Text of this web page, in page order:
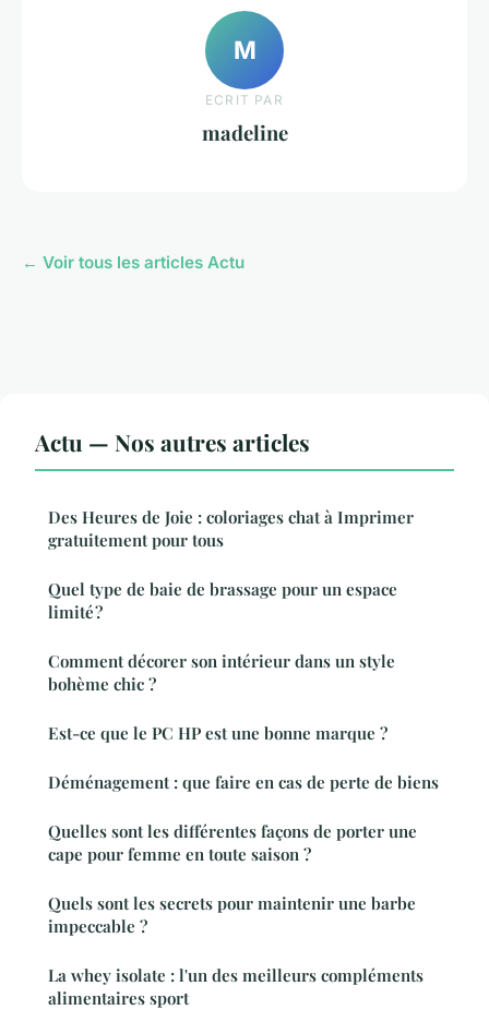
M
ECRIT PAR
madeline
← Voir tous les articles Actu
Actu — Nos autres articles
Des Heures de Joie : coloriages chat à Imprimer
gratuitement pour tous
Quel type de baie de brassage pour un espace
limité ?
Comment décorer son intérieur dans un style
bohème chic ?
Est-ce que le PC HP est une bonne marque ?
Déménagement : que faire en cas de perte de biens
Quelles sont les différentes façons de porter une
cape pour femme en toute saison ?
Quels sont les secrets pour maintenir une barbe
impeccable ?
La whey isolate : l'un des meilleurs compléments
alimentaires sport